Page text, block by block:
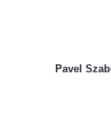
Pavel